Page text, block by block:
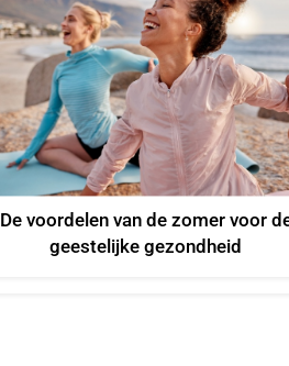
De voordelen van de zomer voor
geestelijke gezondheid